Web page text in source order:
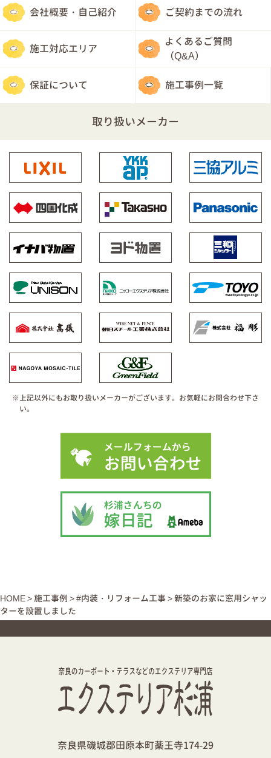
会社概要・自己紹介 ご契約までの流れ
施工対応エリア
よくあるご質問
（Q&A）
保証について 施工事例一覧
取り扱いメーカー
※上記以外にもお取り扱いメーカーがございます。お気軽にお問合わせ下さ
い。
HOME>施工事例 >#内装・リフォーム工事>新築のお家に窓用シャッ
ターを設置しました
奈良県磯城郡田原本町薬王寺174-29